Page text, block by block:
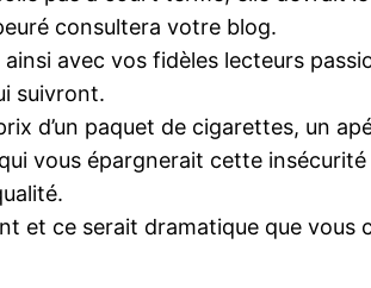
consultera votre blog.
avec vos fidèles lecteurs
suivront.
d’un paquet de cigarettes, un
vous épargnerait cette
et ce serait dramatique que